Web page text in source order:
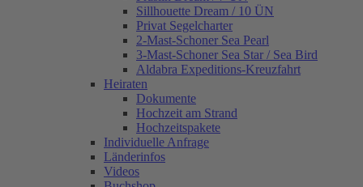
Sillhouette Dream / 10 ÜN
Privat Segelcharter
2-Mast-Schoner Sea Pearl
3-Mast-Schoner Sea Star / Sea Bird
Aldabra Expeditions-Kreuzfahrt
Heiraten
Dokumente
Hochzeit am Strand
Hochzeitspakete
Individuelle Anfrage
Länderinfos
Videos